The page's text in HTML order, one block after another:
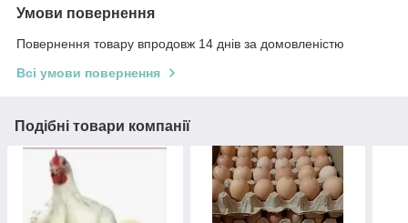
Умови повернення
Повернення товару впродовж 14 днів за домовленістю
Всі умови повернення
Подібні товари компанії